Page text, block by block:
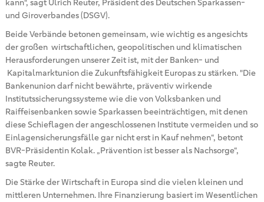
kann", sagt Ulrich Reuter, Präsident des Deutschen Sparkassen-
und Giroverbandes (DSGV).
Beide Verbände betonen gemeinsam, wie wichtig es angesichts
der großen wirtschaftlichen, geopolitischen und klimatischen
Herausforderungen unserer Zeit ist, mit der Banken- und
Kapitalmarktunion die Zukunftsfähigkeit Europas zu stärken. "Die
Bankenunion darf nicht bewährte, präventiv wirkende
Institutssicherungssysteme wie die von Volksbanken und
Raiffeisenbanken sowie Sparkassen beeinträchtigen, mit denen
diese Schieflagen der angeschlossenen Institute vermeiden und so
Einlagensicherungsfälle gar nicht erst in Kauf nehmen“, betont
BVR-Präsidentin Kolak. „Prävention ist besser als Nachsorge“,
sagte Reuter.
Die Stärke der Wirtschaft in Europa sind die vielen kleinen und
mittleren Unternehmen. Ihre Finanzierung basiert im Wesentlichen